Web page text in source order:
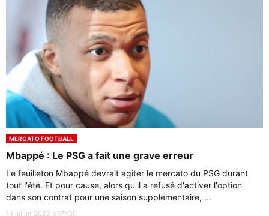
MERCATO FOOTBALL
Mbappé : Le PSG a fait une grave erreur
Le feuilleton Mbappé devrait agiter le mercato du PSG durant
tout l'été. Et pour cause, alors qu'il a refusé d'activer l'option
dans son contrat pour une saison supplémentaire, ...
14 juillet 2023 à 17h30